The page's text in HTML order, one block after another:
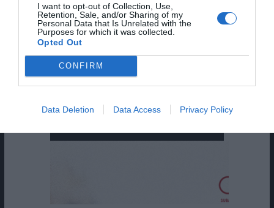
I want to opt-out of Collection, Use,
Retention, Sale, and/or Sharing of my
Personal Data that Is Unrelated with the
Purposes for which it was collected.
Opted Out
CONFIRM
Data Deletion Data Access Privacy Policy